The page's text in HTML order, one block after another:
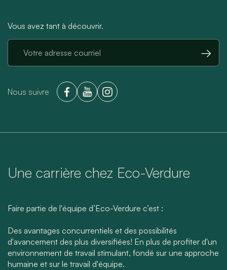
Vous avez tant à découvrir.
→
Nous suivre
Une carrière chez Eco-Verdure
Faire partie de l'équipe d’Eco-Verdure c’est :
Des avantages concurrentiels et des possibilités
d'avancement des plus diversifiées! En plus de profiter d'un
environnement de travail stimulant, fondé sur une approche
humaine et sur le travail d'équipe.